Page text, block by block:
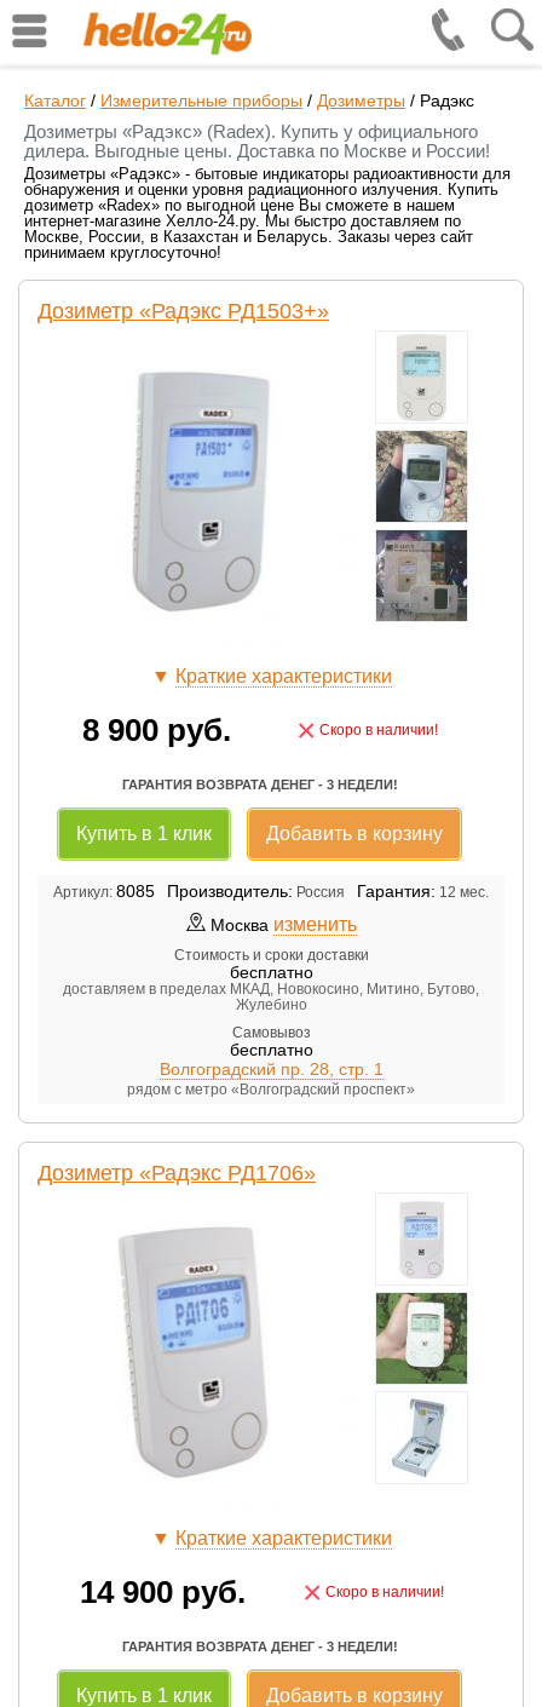
Каталог / Измерительные приборы / Дозиметры / Радэкс
Дозиметры «Радэкс» (Radex). Купить у официального
дилера. Выгодные цены. Доставка по Москве и России!
Дозиметры «Радэкс» - бытовые индикаторы радиоактивности для
обнаружения и оценки уровня радиационного излучения. Купить
дозиметр «Radex» по выгодной цене Вы сможете в нашем
интернет-магазине Хелло-24.ру. Мы быстро доставляем по
Москве, России, в Казахстан и Беларусь. Заказы через сайт
принимаем круглосуточно!
Дозиметр «Радэкс РД1503+»
▼ Краткие характеристики
8 900 руб. × Скоро в наличии!
ГАРАНТИЯ ВОЗВРАТА ДЕНЕГ - 3 НЕДЕЛИ!
Купить в 1 клик Добавить в корзину
Артикул: 8085 Производитель: Россия Гарантия: 12 мес.
Москва изменить
Стоимость и сроки доставки
бесплатно
доставляем в пределах МКАД, Новокосино, Митино, Бутово,
Жулебино
Самовывоз
бесплатно
Волгоградский пр. 28, стр. 1
рядом с метро «Волгоградский проспект»
Дозиметр «Радэкс РД1706»
▼ Краткие характеристики
14 900 руб. × Скоро в наличии!
ГАРАНТИЯ ВОЗВРАТА ДЕНЕГ - 3 НЕДЕЛИ!
Купить в 1 клик Добавить в корзину